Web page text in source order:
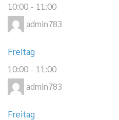
10:00 - 11:00
admin783
Freitag
10:00 - 11:00
admin783
Freitag